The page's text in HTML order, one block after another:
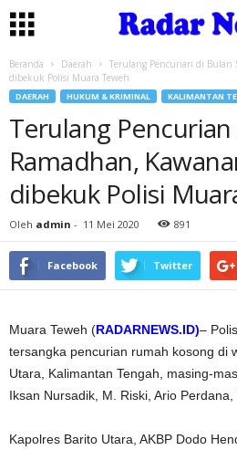
Beranda Daerah
Terulang Pencurian di Bulan
dibekuk Polisi Muara Teweh
DAERAH HUKUM & KRIMINAL KALIMANTAN
Terulang
Ramadhan,
dibekuk Polisi
Oleh admin - 11 Mei 2020 891
Facebook Twitter
Muara Teweh (RADARNEWS.ID)–
tersangka pencurian rumah kosong di
Utara, Kalimantan Tengah, masing-
Iksan Nursadik, M. Riski, Ario
Kapolres Barito Utara, AKBP Dodo